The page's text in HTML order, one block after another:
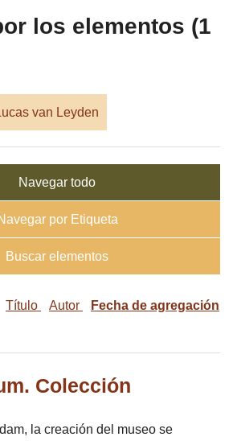
los elementos (1
van Leyden
Navegar todo
por Etiqueta
Buscar elementos
Título Autor Fecha de agregación
Colección
la creación del museo se